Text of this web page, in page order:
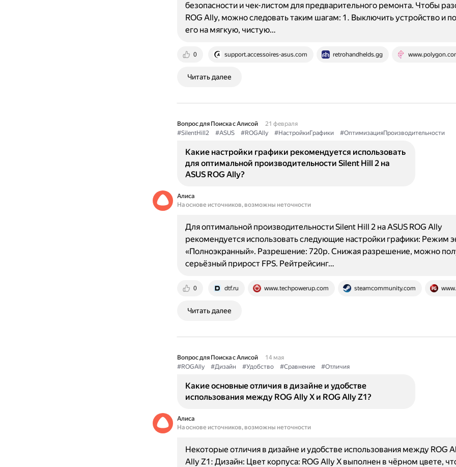
0 support.accessoires-asus.com retrohandhelds.gg
безопасности и чек-листом для предварительного ремонта. Чтобы
ROG Ally, можно следовать таким шагам: 1. Выключить устройство и
его на мягкую, чистую…
Читать далее
Вопрос для Поиска с Алисой
21 февраля
#SilentHill2
#ASUS #ROGAlly #НастройкиГрафики #ОптимизацияПроизводительности
Какие настройки графики рекомендуется использовать
для оптимальной производительности Silent Hill 2 на
ASUS ROG Ally?
Алиса
На основе источников, возможны неточности
0 dtf.ru www.techpowerup.com steamcommunity.com
Для оптимальной производительности Silent Hill 2 на ASUS ROG Ally
рекомендуется использовать следующие настройки графики: Режим
«Полноэкранный». Разрешение: 720p. Снижая разрешение, можно
серьёзный прирост FPS. Рейтрейсинг…
Читать далее
Вопрос для Поиска с Алисой
14 мая
#ROGAlly
#Дизайн #Удобство #Сравнение #Отличия
Какие основные отличия в дизайне и удобстве
использования между ROG Ally X и ROG Ally Z1?
Алиса
На основе источников, возможны неточности
Некоторые отличия в дизайне и удобстве использования между ROG
Ally Z1: Дизайн: Цвет корпуса: ROG Ally X выполнен в чёрном цвете,